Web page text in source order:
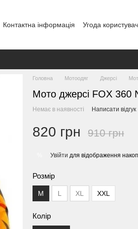
Контактна інформація
Угода
Головна Мотоодяг Джерсі
Мото джерсі FOX 360
Немає в наявності Написати відгук
820 грн 910 грн
Увійти для відображення
Розмір
М L XL XXL
Колір